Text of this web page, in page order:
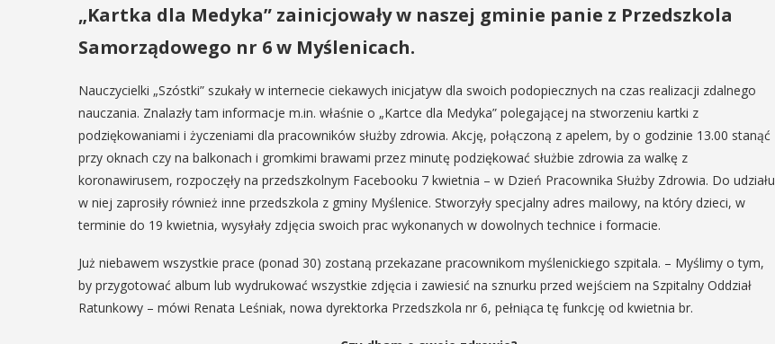
„Kartka dla Medyka” zainicjowały w naszej gminie panie z Przedszkola
Samorządowego nr 6 w Myślenicach.
Nauczycielki „Szóstki” szukały w internecie ciekawych inicjatyw dla swoich podopiecznych na czas realizacji zdalnego
nauczania. Znalazły tam informacje m.in. właśnie o „Kartce dla Medyka” polegającej na stworzeniu kartki z
podziękowaniami i życzeniami dla pracowników służby zdrowia. Akcję, połączoną z apelem, by o godzinie 13.00 stanąć
przy oknach czy na balkonach i gromkimi brawami przez minutę podziękować służbie zdrowia za walkę z
koronawirusem, rozpoczęły na przedszkolnym Facebooku 7 kwietnia – w Dzień Pracownika Służby Zdrowia. Do udziału
w niej zaprosiły również inne przedszkola z gminy Myślenice. Stworzyły specjalny adres mailowy, na który dzieci, w
terminie do 19 kwietnia, wysyłały zdjęcia swoich prac wykonanych w dowolnych technice i formacie.
Już niebawem wszystkie prace (ponad 30) zostaną przekazane pracownikom myślenickiego szpitala. – Myślimy o tym,
by przygotować album lub wydrukować wszystkie zdjęcia i zawiesić na sznurku przed wejściem na Szpitalny Oddział
Ratunkowy – mówi Renata Leśniak, nowa dyrektorka Przedszkola nr 6, pełniąca tę funkcję od kwietnia br.